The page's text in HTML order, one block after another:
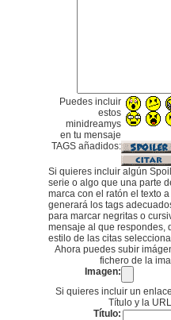
Puedes incluir
estos
minidreamys
en tu mensaje
TAGS añadidos:
Si quieres incluir algún
serie o algo que una parte
marca con el ratón el texto
generará los tags
para marcar negritas o
mensaje al que respondes,
estilo de las citas
Ahora puedes subir
fichero de la
Imagen:
Si quieres incluir un
Título y la
Título: